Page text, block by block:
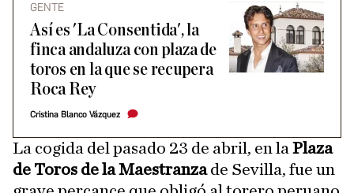
GENTE
Así es 'La Consentida', la
finca andaluza con plaza de
toros en la que se recupera
Roca Rey
Cristina Blanco Vázquez
La cogida del pasado 23 de abril, en la Plaza
de Toros de la Maestranzade Sevilla, fue un